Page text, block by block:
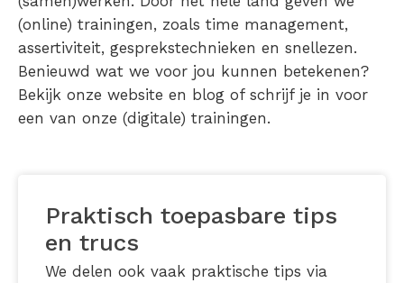
(online) trainingen, zoals time management,
assertiviteit, gesprekstechnieken en snellezen.
Benieuwd wat we voor jou kunnen betekenen?
Bekijk onze website en blog of schrijf je in voor
een van onze (digitale) trainingen.
Praktisch toepasbare tips
en trucs
We delen ook vaak praktische tips via